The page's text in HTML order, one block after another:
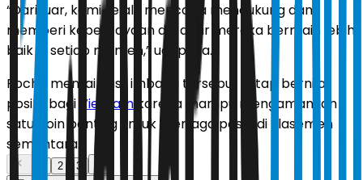
“Dari luar, kami selalu mencoba mendukung dan
memberi kepercayaan diri agar mereka bermain lebih
baik di setiap momen,” ucapnya.
Rocha menilai hasil imbang tersebut tetap bernilai
positif bagi Vietnam karena mampu mengamankan
satu poin penting untuk menjaga posisi di klasemen
sementara.
2
3